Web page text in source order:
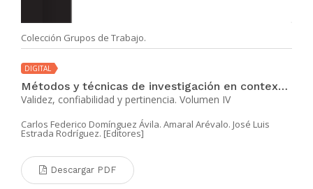
Colección Grupos de Trabajo.
DIGITAL
Métodos y técnicas de investigación en contextos de alta vulnerabilidad político-social
Validez, confiabilidad y pertinencia. Volumen IV
Carlos Federico Domínguez Ávila. Amaral Arévalo. José Luis
Estrada Rodríguez. [Editores]
Descargar PDF